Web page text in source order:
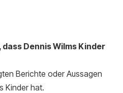
dass Dennis Wilms Kinder
Berichte oder Aussagen
Kinder hat.